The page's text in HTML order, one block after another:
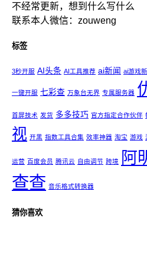
不经常更新，想到什么写什么
联系本人微信：zouweng
标签
3秒开服 AI头条 AI工具推荐 ai新闻 ai游戏
一键开服 七彩查 万象台无界 专属服务器
首屏技术 发货 多多技巧 官方指定合作伙伴
视 开黑 指数工具合集 效率神器 淘宝 游戏
运营 百度会员 腾讯云 自由调节 跨境 阿
查查 音乐格式转换器
猜你喜欢